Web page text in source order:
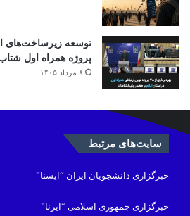
پروژه همراه اول
۸ مرداد ۱۴۰۵
سایت‌های مرتبط
خبرگزاری دانشجویان ایران “ایسنا”
خبرگزاری جمهوری اسلامی “ایرنا”